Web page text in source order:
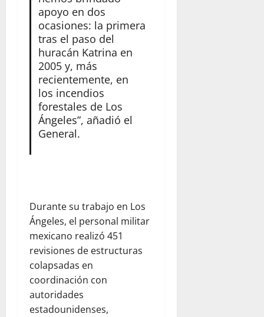
apoyo en dos
ocasiones: la primera
tras el paso del
huracán Katrina en
2005 y, más
recientemente, en
los incendios
forestales de Los
Ángeles”, añadió el
General.
Durante su trabajo en Los
Ángeles, el personal militar
mexicano realizó 451
revisiones de estructuras
colapsadas en
coordinación con
autoridades
estadounidenses,